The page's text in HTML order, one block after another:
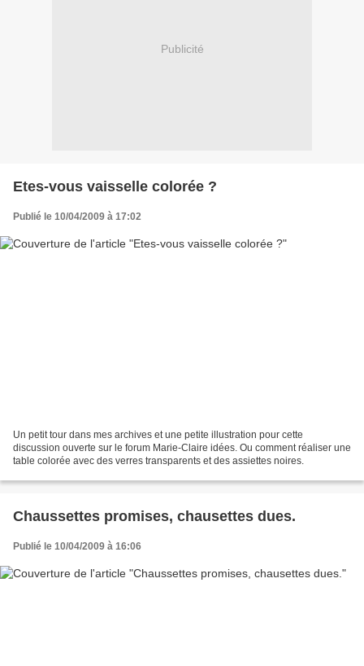
Publicité
Etes-vous vaisselle colorée ?
Publié le 10/04/2009 à 17:02
Un petit tour dans mes archives et une petite illustration pour cette
discussion ouverte sur le forum Marie-Claire idées. Ou comment réaliser une
table colorée avec des verres transparents et des assiettes noires.
Chaussettes promises, chausettes dues.
Publié le 10/04/2009 à 16:06